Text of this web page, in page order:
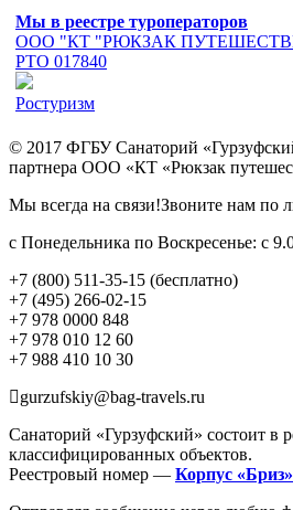
Мы в реестре туроператоров
ООО "КТ "РЮКЗАК
РТО 017840
Ростуризм
© 2017 ФГБУ Санаторий
партнера ООО «КТ «Рюкзак
Мы всегда на связи!Звоните нам по
с Понедельника по Воскресенье: с
+7 (800) 511-35-15 (бесплатно)
+7 (495) 266-02-15
+7 978 0000 848
+7 978 010 12 60
+7 988 410 10 30
gurzufskiy@bag-travels.ru
Санаторий «Гурзуфский» состоит в
классифицированных объектов.
Реестровый номер — Корпус